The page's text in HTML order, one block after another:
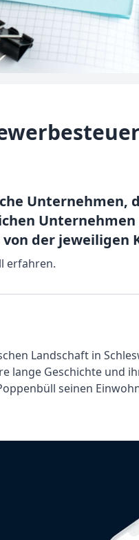
Unternehmen,
Unternehmen
der jeweiligen
erfahren.
Landschaft in
lange Geschichte und
seinen